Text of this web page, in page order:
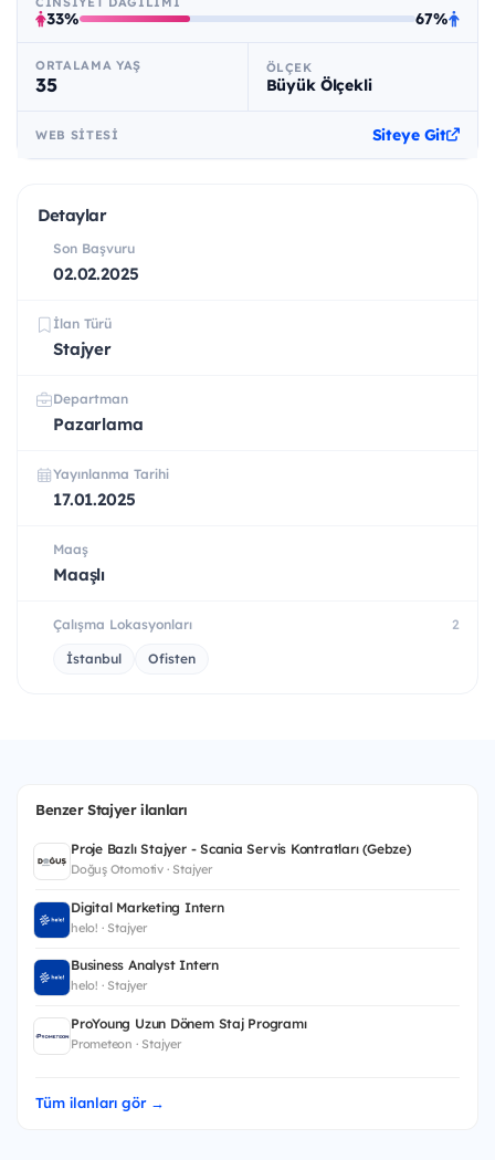
33% 67%
ORTALAMA YAŞ
35
ÖLÇEK
Büyük Ölçekli
WEB SITESI Siteye Git
Detaylar
Son Başvuru
02.02.2025
İlan Türü
Stajyer
Departman
Pazarlama
Yayınlanma Tarihi
17.01.2025
Maaş
Maaşlı
Çalışma Lokasyonları 2
İstanbul Ofisten
Benzer Stajyer ilanları
Proje Bazlı Stajyer - Scania Servis Kontratları (Gebze)
Doğuş Otomotiv · Stajyer
Digital Marketing Intern
helo! · Stajyer
Business Analyst Intern
helo! · Stajyer
ProYoung Uzun Dönem Staj Programı
Prometeon · Stajyer
Tüm ilanları gör →